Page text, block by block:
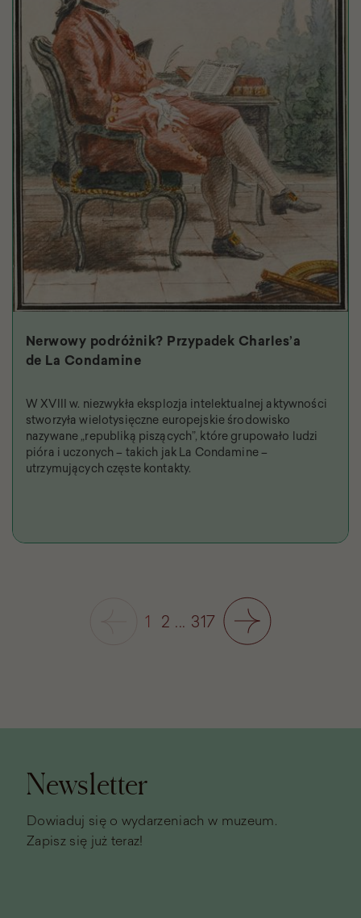
Nerwowy podróżnik? Przypadek Charles’a
de La Condamine
W XVIII w. niezwykła eksplozja intelektualnej aktywności
stworzyła wielotysięczne europejskie środowisko
nazywane „republiką piszących”, które grupowało ludzi
pióra i uczonych – takich jak La Condamine –
utrzymujących częste kontakty.
1 2 ... 317
Stopka
Newsletter
Dowiaduj się o wydarzeniach w muzeum.
Zapisz się już teraz!